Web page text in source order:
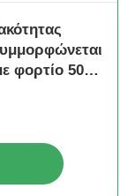
φορτίο 500g